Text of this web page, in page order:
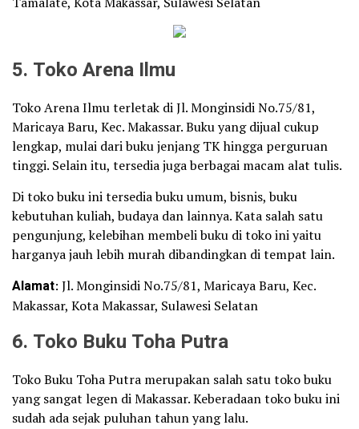
5. Toko Arena Ilmu
Toko Arena Ilmu terletak di Jl. Monginsidi No.75/81,
Maricaya Baru, Kec. Makassar. Buku yang dijual cukup
lengkap, mulai dari buku jenjang TK hingga perguruan
tinggi. Selain itu, tersedia juga berbagai macam alat tulis.
Di toko buku ini tersedia buku umum, bisnis, buku
kebutuhan kuliah, budaya dan lainnya. Kata salah satu
pengunjung, kelebihan membeli buku di toko ini yaitu
harganya jauh lebih murah dibandingkan di tempat lain.
Alamat: Jl. Monginsidi No.75/81, Maricaya Baru, Kec.
Makassar, Kota Makassar, Sulawesi Selatan
6. Toko Buku Toha Putra
Toko Buku Toha Putra merupakan salah satu toko buku
yang sangat legen di Makassar. Keberadaan toko buku ini
sudah ada sejak puluhan tahun yang lalu.